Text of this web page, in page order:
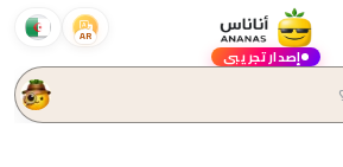
AR
إصدار تجريبي